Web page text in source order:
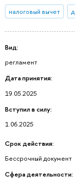
налоговый вычет
Вид:
регламент
Дата принятия:
19.05.2025
Вступил в силу:
1.06.2025
Срок действия:
Бессрочный документ
Сфера деятельности: